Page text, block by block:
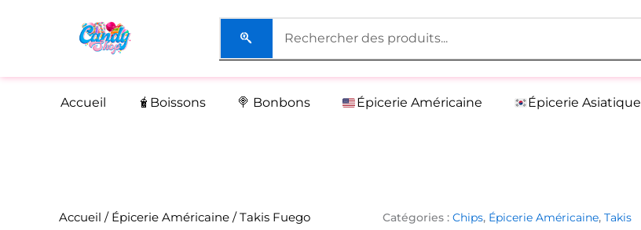
Accueil 🧋Boissons 🍭 Bonbons Épicerie Américaine Épicerie Asiatique
Accueil / Épicerie Américaine / Takis Fuego Catégories : Chips, Épicerie Américaine, Takis